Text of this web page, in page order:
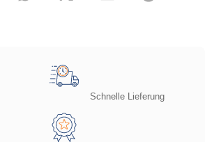
Schnelle Lieferung